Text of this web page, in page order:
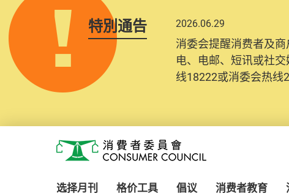
特別通告 2026.06.29
消委会提醒消费者及
电、电邮、短讯或社
线18222或消委会热线
2025.10.31
为提升使用者体验及
消费者需要提供基本
纪录将清晰整合于帐户
消费者委员会
选择月刊 格价工具 倡议 消费者教育